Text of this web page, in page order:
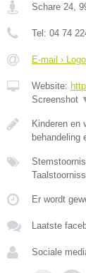
Schare 24
Tel: 04 74
E-mail ›
Website:
Screenshot
Kinderen en
behandeling
Er wordt
Laatste
Sociale